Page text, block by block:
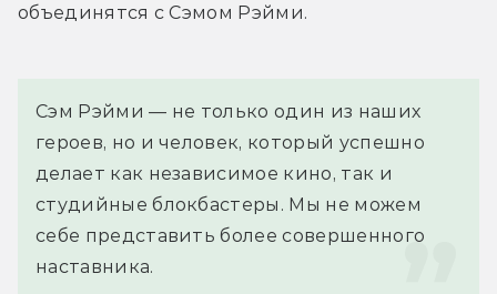
объединятся с Сэмом Рэйми.
Сэм Рэйми — не только один из наших
героев, но и человек, который успешно
делает как независимое кино, так и
студийные блокбастеры. Мы не можем
себе представить более совершенного
наставника.